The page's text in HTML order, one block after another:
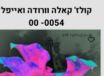
קולז' קאלה וורודה ואייפל
0054- 00